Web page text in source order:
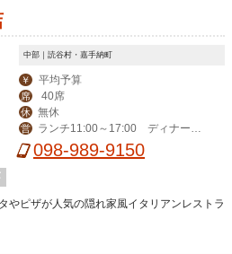
中部｜読谷村・嘉手納町
￥ 平均予算
席 40席
休 無休
営
ランチ11:00～17:00 ディナー1
7:00～23:00
098-989-9150
やピザが人気の隠れ家風イタリアンレストラ